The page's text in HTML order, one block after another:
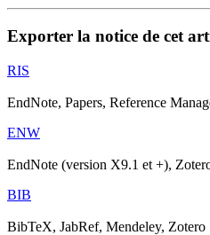
Exporter la notice de cet
RIS
EndNote, Papers, Reference
ENW
EndNote (version X9.1 et +),
BIB
BibTeX, JabRef, Mendeley, Zotero